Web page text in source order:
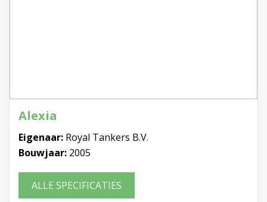
Alexia
Eigenaar: Royal Tankers B.V.
Bouwjaar: 2005
ALLE SPECIFICATIES